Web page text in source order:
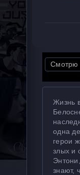
Смотрю
Жизнь
одна
герои
злых и
знают,